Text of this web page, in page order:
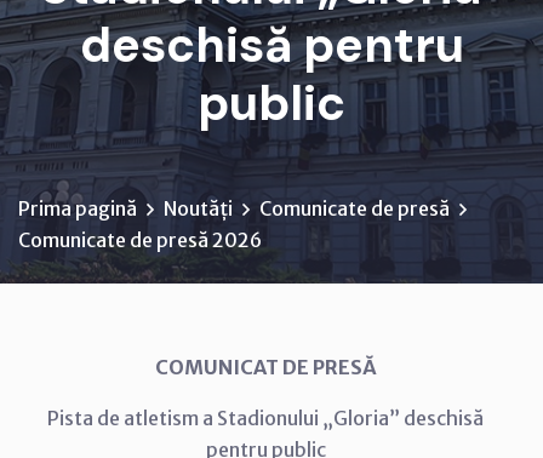
deschisă pentru
public
Prima pagină Noutăți
Comunicate de presă
Comunicate de presă 2026
COMUNICAT DE PRESĂ
Pista de atletism a Stadionului „Gloria” deschisă
pentru public